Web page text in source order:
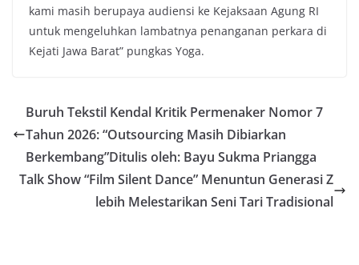
kami masih berupaya audiensi ke Kejaksaan Agung RI
untuk mengeluhkan lambatnya penanganan perkara di
Kejati Jawa Barat” pungkas Yoga.
Buruh Tekstil Kendal Kritik Permenaker Nomor 7
Tahun 2026: “Outsourcing Masih Dibiarkan
Berkembang”Ditulis oleh: Bayu Sukma Priangga
Talk Show “Film Silent Dance” Menuntun Generasi Z
lebih Melestarikan Seni Tari Tradisional